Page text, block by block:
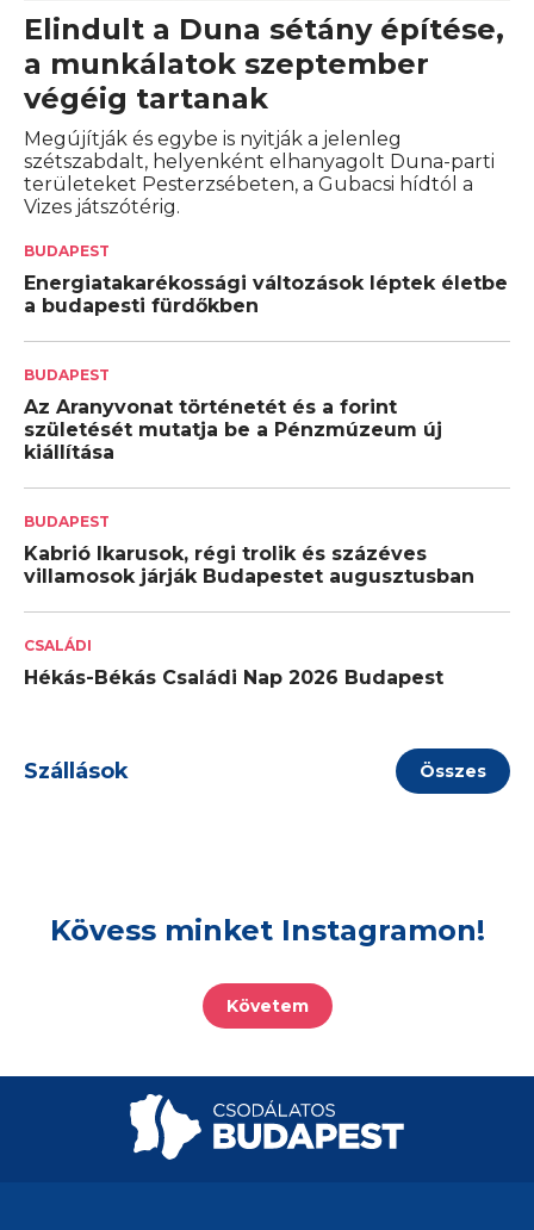
Elindult a Duna sétány építése,
a munkálatok szeptember
végéig tartanak
Megújítják és egybe is nyitják a jelenleg
szétszabdalt, helyenként elhanyagolt Duna-parti
területeket Pesterzsébeten, a Gubacsi hídtól a
Vizes játszótérig.
BUDAPEST
Energiatakarékossági változások léptek életbe
a budapesti fürdőkben
BUDAPEST
Az Aranyvonat történetét és a forint
születését mutatja be a Pénzmúzeum új
kiállítása
BUDAPEST
Kabrió Ikarusok, régi trolik és százéves
villamosok járják Budapestet augusztusban
CSALÁDI
Hékás-Békás Családi Nap 2026 Budapest
Szállások Összes
Kövess minket Instagramon!
Követem